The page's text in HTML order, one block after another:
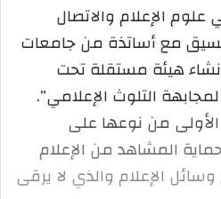
ي
د
إ
ل
ك
ت
و
الإعلام والاتصال
قسنطينة 3 وبتنسيق مع أساتذة من جامعات
هيئة مستقلة تحت
التلوث الإعلامي”.
الأولى من نوعها على
المشاهد من الإعلام
الإعلام والذي لا يرقى